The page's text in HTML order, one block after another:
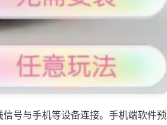
号与手机等设备连接。手机端软件预